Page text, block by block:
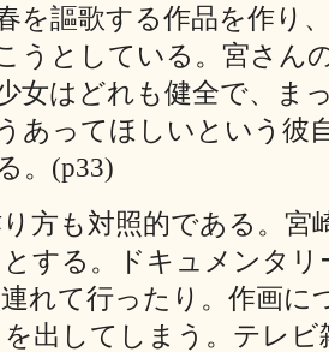
を謳歌する作品を作り
うとしている。宮さん
女はどれも健全で、ま
あってほしいという彼
。(p33)
方も対照的である。宮
する。ドキュメンタリ
れて行ったり。作画に
出してしまう。テレビ